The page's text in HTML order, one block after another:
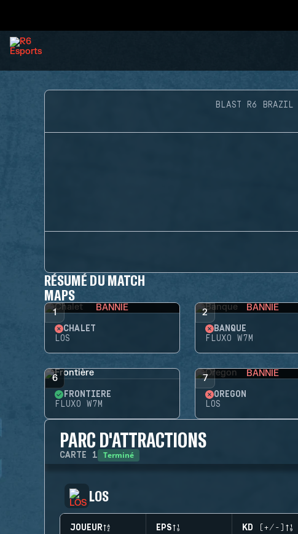
BLAST R6 BRAZIL
RÉSUMÉ DU MATCH
MAPS
1 BANNIE
CHALET
LOS
2 BANNIE
BANQUE
FLUXO W7M
6
FRONTIÈRE
FLUXO W7M
7 BANNIE
OREGON
LOS
PARC D'ATTRACTIONS
CARTE 1 Terminé
LOS
JOUEUR EPS KD (+/-)